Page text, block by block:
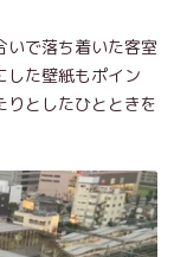
いで落ち着いた客室
した壁紙もポイン
りとしたひとときを